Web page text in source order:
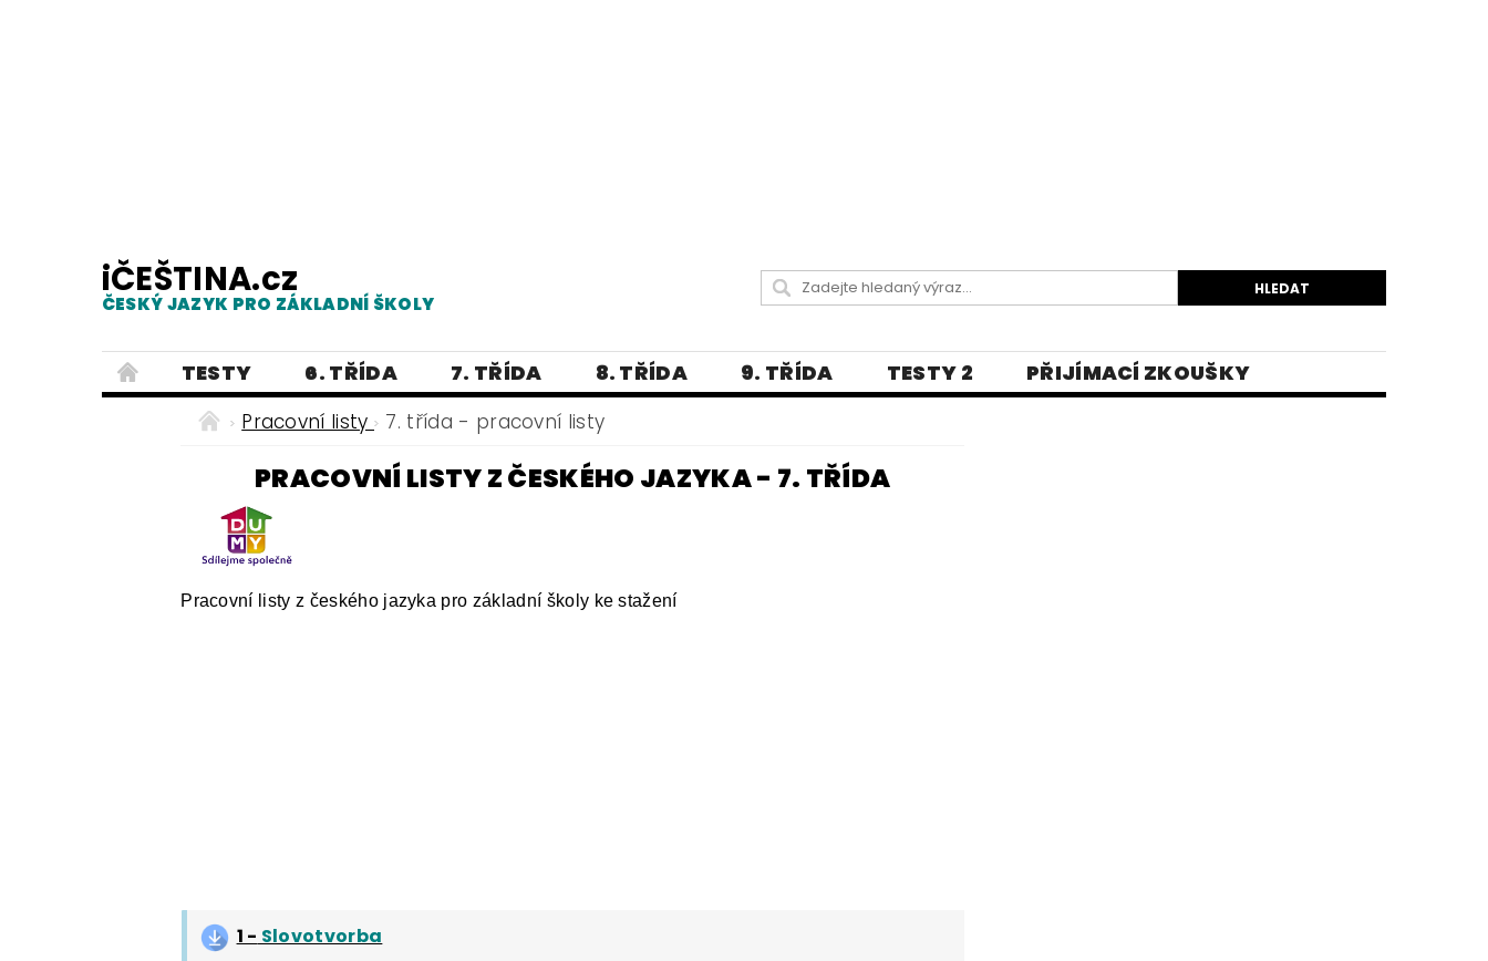
iČEŠTINA.cz
ČESKÝ JAZYK PRO ZÁKLADNÍ ŠKOLY
TESTY 6. TŘÍDA 7. TŘÍDA 8. TŘÍDA 9. TŘÍDA TESTY 2
PŘIJÍMACÍ ZKOUŠKY
PRAVOPIS
PRACOVNÍ LISTY LITERATURA
ČEŠTINA PRO UKRAJINCE - ЧЕСЬКА МОВА ДЛЯ УКРАЇНЦІВ
BLOG - VŠE O ČEŠTINĚ
ČESKÝ JAZYK PRO STŘEDNÍ ŠKOLY
O NAŠICH STRÁNKÁCH
Pracovní listy 7. třída - pracovní listy
PRACOVNÍ LISTY Z ČESKÉHO JAZYKA - 7. TŘÍDA
Pracovní listy z českého jazyka pro základní školy ke stažení
1 - Slovotvorba